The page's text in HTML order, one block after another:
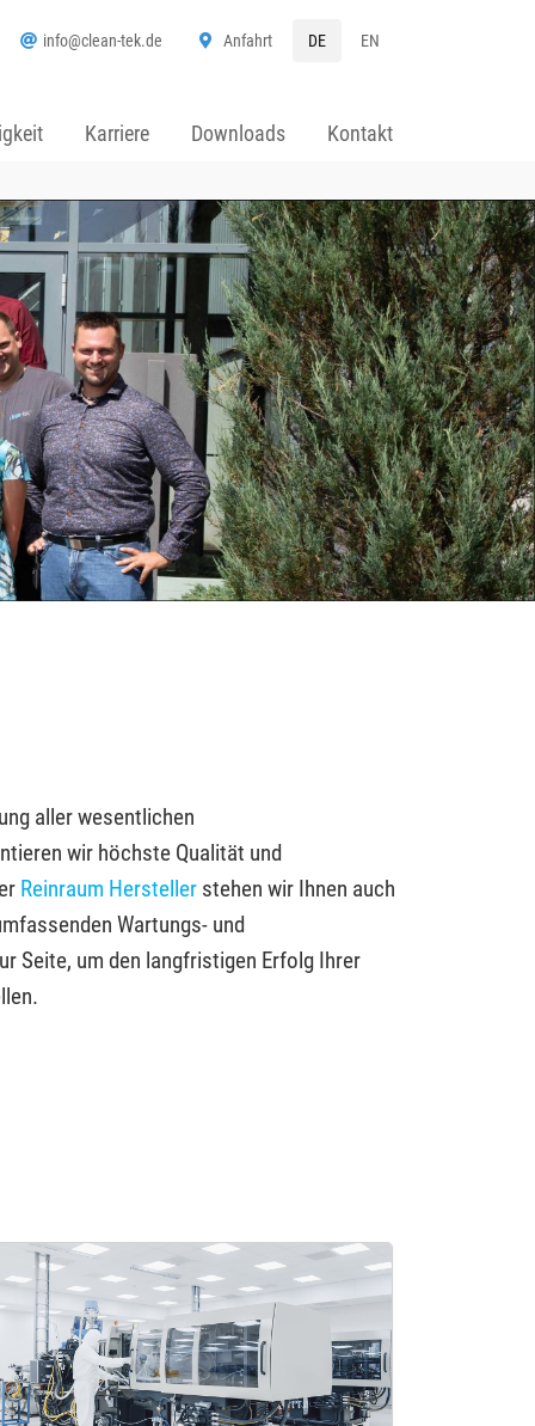
DE EN
info@clean-tek.de Anfahrt
Karriere Downloads Kontakt
aller wesentlichen
wir höchste Qualität und
Reinraum Hersteller stehen wir Ihnen auch
Wartungs- und
Seite, um den langfristigen Erfolg Ihrer